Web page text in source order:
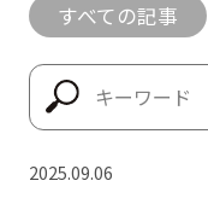
すべての記事
2025.09.06